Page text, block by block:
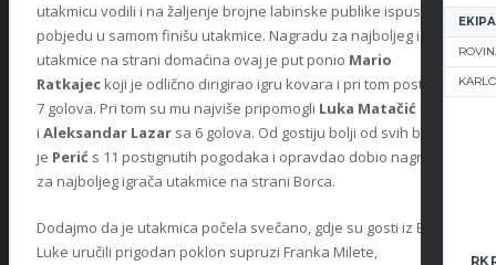
EKIPA
utakmicu vodili i na žaljenje brojne labinske publike ispustili
pobjedu u samom finišu utakmice. Nagradu za najboljeg igrača
utakmice na strani domaćina ovaj je put ponio Mario
Ratkajec koji je odlično dirigirao igru kovara i pri tom postigao
7 golova. Pri tom su mu najviše pripomogli Luka Matačić
i Aleksandar Lazar sa 6 golova. Od gostiju bolji od svih bio
je Perić s 11 postignutih pogodaka i opravdao dobio nagradu
za najboljeg igrača utakmice na strani Borca.
Dodajmo da je utakmica počela svečano, gdje su gosti iz Banja
Luke uručili prigodan poklon supruzi Franka Milete,